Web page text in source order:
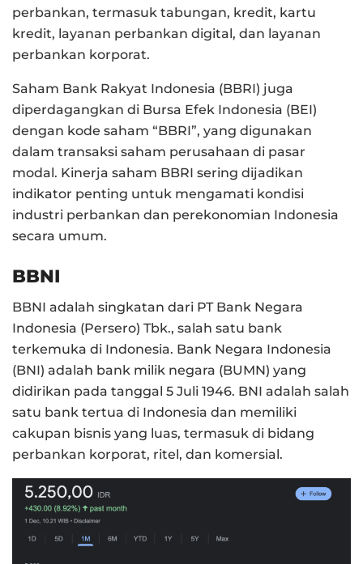
perbankan, termasuk tabungan, kredit, kartu
kredit, layanan perbankan digital, dan layanan
perbankan korporat.
Saham Bank Rakyat Indonesia (BBRI) juga
diperdagangkan di Bursa Efek Indonesia (BEI)
dengan kode saham “BBRI”, yang digunakan
dalam transaksi saham perusahaan di pasar
modal. Kinerja saham BBRI sering dijadikan
indikator penting untuk mengamati kondisi
industri perbankan dan perekonomian Indonesia
secara umum.
BBNI
BBNI adalah singkatan dari PT Bank Negara
Indonesia (Persero) Tbk., salah satu bank
terkemuka di Indonesia. Bank Negara Indonesia
(BNI) adalah bank milik negara (BUMN) yang
didirikan pada tanggal 5 Juli 1946. BNI adalah salah
satu bank tertua di Indonesia dan memiliki
cakupan bisnis yang luas, termasuk di bidang
perbankan korporat, ritel, dan komersial.